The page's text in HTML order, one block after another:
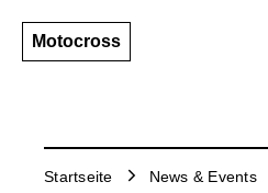
Motocross
Startseite
News & Events